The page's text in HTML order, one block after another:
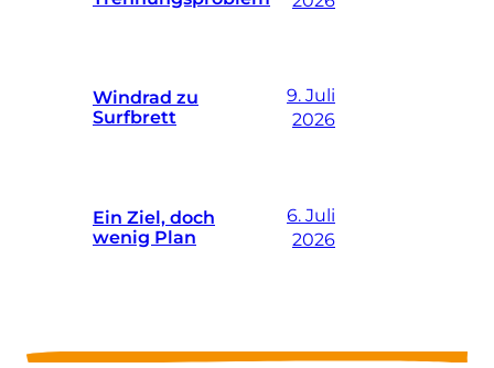
Windrad zu
Surfbrett
9. Juli
2026
Ein Ziel, doch
wenig Plan
6. Juli
2026